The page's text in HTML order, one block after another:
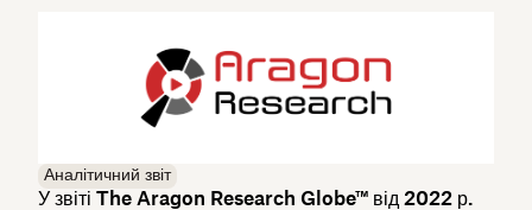
Аналітичний звіт
У звіті The Aragon Research Globe™ від 2022 р.